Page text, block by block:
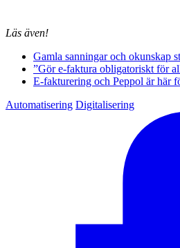
Läs även!
Gamla sanningar och okunskap
”Gör e-faktura obligatoriskt för
E-fakturering och Peppol är här
Automatisering Digitalisering